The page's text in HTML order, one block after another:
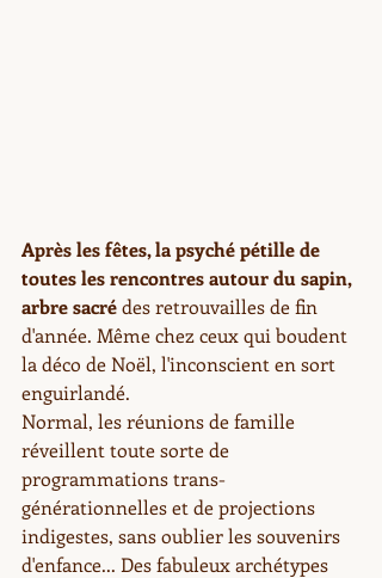
Après les fêtes, la psyché pétille de
toutes les rencontres autour du sapin,
arbre sacré des retrouvailles de fin
d'année. Même chez ceux qui boudent
la déco de Noël, l'inconscient en sort
enguirlandé.
Normal, les réunions de famille
réveillent toute sorte de
programmations trans-
générationnelles et de projections
indigestes, sans oublier les souvenirs
d'enfance... Des fabuleux archétypes